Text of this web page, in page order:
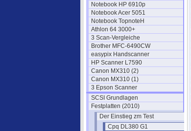
Notebook HP 6910p
Notebook Acer 5051
Notebook TopnoteH
Athlon 64 3000+
3 Scan-Vergleiche
Brother MFC-6490CW
easypix Handscanner
HP Scanner L7590
Canon MX310 (2)
Canon MX310 (1)
3 Epson Scanner
SCSI Grundlagen
Festplatten (2010)
Der Einstieg zm Test
Cpq DL380 G1